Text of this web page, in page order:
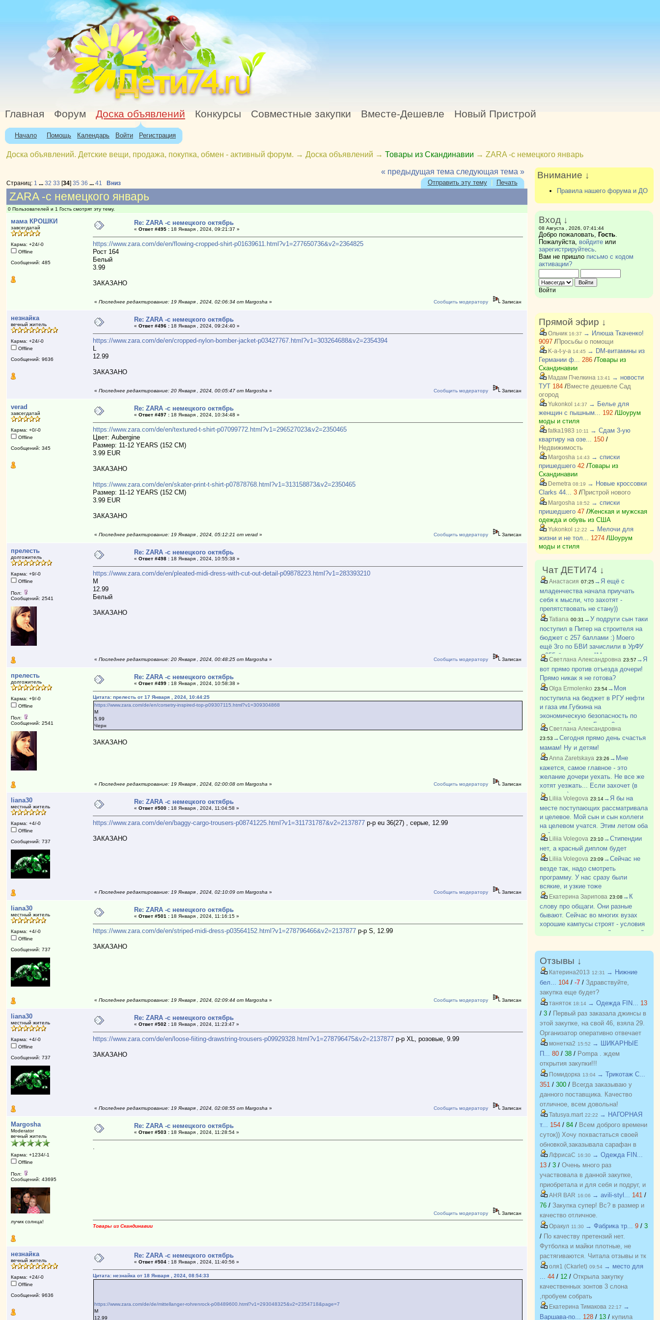
Главная Форум Доска объявлений Конкурсы Совместные закупки Вместе-Дешевле Новый Пристрой
Начало Помощь Календарь Войти Регистрация
Доска объявлений. Детские вещи, продажа, покупка, обмен - активный форум. → Доска объявлений → Товары из Скандинавии → ZARA -с немецкого январь
Страниц: 1 ...32 33 [34]35 36 ...41 Вниз
« предыдущая тема следующая тема »
Отправить эту тему| Печать
ZARA -с немецкого январь
0 Пользователей и 1 Гость смотрят эту тему.
мама КРОШКИ
завсегдатай
Карма: +24/-0
Offline
Сообщений: 485
Re: ZARA -с немецкого октябрь
«Ответ #495 : 18 Января , 2024, 09:21:37 »
https://www.zara.com/de/en/flowing-cropped-shirt-p01639611.html?v1=277650736&v2=2364825
Рост 164
Белый
3.99
ЗАКАЗАНО
«Последнее редактирование: 19 Января , 2024, 02:06:34 от Margosha » Сообщить модератору Записан
незнайка
вечный житель
Карма: +24/-0
Offline
Сообщений: 9636
Re: ZARA -с немецкого октябрь
«Ответ #496 : 18 Января , 2024, 09:24:40 »
https://www.zara.com/de/en/cropped-nylon-bomber-jacket-p03427767.html?v1=303264688&v2=2354394
L
12.99
ЗАКАЗАНО
«Последнее редактирование: 20 Января , 2024, 00:05:47 от Margosha » Сообщить модератору Записан
verad
завсегдатай
Карма: +0/-0
Offline
Сообщений: 345
Re: ZARA -с немецкого октябрь
«Ответ #497 : 18 Января , 2024, 10:34:48 »
https://www.zara.com/de/en/textured-t-shirt-p07099772.html?v1=296527023&v2=2350465
Цвет: Aubergine
Размер: 11-12 YEARS (152 CM)
3.99 EUR
ЗАКАЗАНО
https://www.zara.com/de/en/skater-print-t-shirt-p07878768.html?v1=313158873&v2=2350465
Размер: 11-12 YEARS (152 CM)
3.99 EUR
ЗАКАЗАНО
«Последнее редактирование: 19 Января , 2024, 05:12:21 от verad » Сообщить модератору Записан
прелесть
долгожитель
Карма: +9/-0
Offline
Пол:
Сообщений: 2541
Re: ZARA -с немецкого октябрь
«Ответ #498 : 18 Января , 2024, 10:55:38 »
https://www.zara.com/de/en/pleated-midi-dress-with-cut-out-detail-p09878223.html?v1=283393210
М
12.99
Белый
ЗАКАЗАНО
«Последнее редактирование: 20 Января , 2024, 00:48:25 от Margosha » Сообщить модератору Записан
прелесть
долгожитель
Карма: +9/-0
Offline
Пол:
Сообщений: 2541
Re: ZARA -с немецкого октябрь
«Ответ #499 : 18 Января , 2024, 10:58:38 »
Цитата: прелесть от 17 Января , 2024, 10:44:25
https://www.zara.com/de/en/corsetry-inspired-top-p09307115.html?v1=309304868
М
5.99
Черн
ЗАКАЗАНО
«Последнее редактирование: 19 Января , 2024, 02:00:08 от Margosha » Сообщить модератору Записан
liana30
местный житель
Карма: +4/-0
Offline
Сообщений: 737
Re: ZARA -с немецкого октябрь
«Ответ #500 : 18 Января , 2024, 11:04:58 »
https://www.zara.com/de/en/baggy-cargo-trousers-p08741225.html?v1=311731787&v2=2137877 р-р eu 36(27) , серые, 12.99
ЗАКАЗАНО
«Последнее редактирование: 19 Января , 2024, 02:10:09 от Margosha » Сообщить модератору Записан
liana30
местный житель
Карма: +4/-0
Offline
Сообщений: 737
Re: ZARA -с немецкого октябрь
«Ответ #501 : 18 Января , 2024, 11:16:15 »
https://www.zara.com/de/en/striped-midi-dress-p03564152.html?v1=278796466&v2=2137877 р-р S, 12.99
ЗАКАЗАНО
«Последнее редактирование: 19 Января , 2024, 02:09:44 от Margosha » Сообщить модератору Записан
liana30
местный житель
Карма: +4/-0
Offline
Сообщений: 737
Re: ZARA -с немецкого октябрь
«Ответ #502 : 18 Января , 2024, 11:23:47 »
https://www.zara.com/de/en/loose-fiiting-drawstring-trousers-p09929328.html?v1=278796475&v2=2137877 р-р XL, розовые, 9.99
ЗАКАЗАНО
«Последнее редактирование: 19 Января , 2024, 02:08:55 от Margosha » Сообщить модератору Записан
Margosha
Moderator
вечный житель
Карма: +1234/-1
Offline
Пол:
Сообщений: 43695
лучик солнца!
Re: ZARA -с немецкого октябрь
«Ответ #503 : 18 Января , 2024, 11:28:54 »
.
Сообщить модератору Записан
Товары из Скандинавии
незнайка
вечный житель
Карма: +24/-0
Offline
Сообщений: 9636
Re: ZARA -с немецкого октябрь
«Ответ #504 : 18 Января , 2024, 11:40:56 »
Цитата: незнайка от 18 Января , 2024, 08:54:33
https://www.zara.com/de/de/mittellanger-rohrenrock-p08489600.html?v1=293048325&v2=2354718&page=7
М
12.99
Внимание ↓
Правила нашего форума и ДО
Вход ↓
08 Августа , 2026, 07:41:44
Добро пожаловать, Гость.
Пожалуйста, войдитеили
зарегистрируйтесь.
Вам не пришло письмо с кодом
активации?
Войти
Прямой эфир ↓
Ольчик16:37 → Илюша Ткаченко!
9097/Просьбы о помощи
K-a-t-y-a 14:45 → DM-витамины из
Германии ф... 286/Товары из
Скандинавии
Мадам Пчелкина 13:41
→ новости
ТУТ 184/Вместе дешевле Сад
огород
Yukonkol 14:37 → Белье для
женщин с пышным... 192/Шоурум
моды и стиля
fatka1983 10:11
→ Сдам 3-ую
квартиру на озе... 150/
Недвижимость
Margosha 14:43 → списки
пришедшего 42/Товары из
Скандинавии
Demetra 08:19 → Новые кроссовки
Clarks 44... 3/Пристрой нового
Margosha 18:52 → списки
пришедшего 47/Женская и мужская
одежда и обувь из США
Yukonkol 12:22 → Мелочи для
жизни и не тол... 1274/Шоурум
моды и стиля
Чат ДЕТИ74 ↓
Анастасия 07:25→Я ещё с
младенчества начала приучать
себя к мысли, что захотят -
препятствовать не стану))
Tatiana 00:31 →У подруги сын таки
поступил в Питер на строителя на
бюджет с 257 баллами :) Моего
ещё 3го по БВИ зачислили в УрФУ
с 255 баллами на "Механика и
моделирование". Мы очень рады за
всех детей, кто поступил :)
Светлана Александровна 23:57 →Я
вот прямо против отъезда дочери!
Прямо никак я не готова?
Olga Ermolenko 23:54→Моя
поступила на бюджет в РГУ нефти
и газа им.Губкина на
экономическую безопасность по
отдельной квоте. Было 2
бюджетных места. Ее второе.
Первое место досталось БВИ. У
нее с медалью 280 баллов.
Светлана Александровна
23:53 →Сегодня прямо день счастья
мамам! Ну и детям!
Anna Zaretskaya 23:26 →Мне
кажется, самое главное - это
желание дочери уехать. Не все же
хотят уезжать... Если захочет (в
будущем) уехать - то все
преодолеет, и общагу, и соседок,
еще и будет рада, что живет в
общежитии (да, да, моей в прошло?
Liliia Volegova 23:14→Я бы на
месте поступающих рассматривала
и целевое. Мой сын и сын коллеги
на целевом учатся. Этим летом оба
побывали на практике на своих
предприятиях. И обоим
понравилось. Не самый плохой
вариант, если надо определенну?
Liliia Volegova 23:10→Стипендии
нет, а красный диплом будет
Liliia Volegova 23:09 →Сейчас не
везде так, надо смотреть
программу. У нас сразу были
всякие, и узкие тоже
Екатерина Зарипова 23:08 →К
слову про общаги. Они разные
бывают. Сейчас во многих вузах
хорошие кампусы строят - условия
очень даже классные. "коридорок"
квартиры по цене совсем не
сопоставим с ценой за общагу,
особен?
Отзывы ↓
Катерина2013 12:31
→ Нижние
бел... 104 / -7 / Здравствуйте,
закупка еще будет?
таняток 18:14 → Одежда FIN... 13
/ 3 / Первый раз заказала джинсы в
этой закупке, на свой 46, взяла 29.
Организатор оперативно отвечает
на вопросы. Спасибо!!!
монетка2 15:52 → ШИКАРНЫЕ
П... 80 / 38 / Pompa . ждем
открытия закупки!!!
Помидорка 13:04 → Трикотаж C...
351 / 300 / Всегда заказываю у
данного поставщика. Качество
отличное, всем довольна!
Tatusya.mart 22:22 → НАГОРНАЯ
т... 154 / 84 / Всем доброго времени
суток)) Хочу похвастаться своей
обновкой,заказывала сарафан в
закупке (Нагорная трикотаж) и
осталась в полном восторге от
качества)) Соответствие
размерности и качество Выше
всяких похвал))
ЛфрисаС 16:30 → Одежда FIN...
13 / 3 / Очень много раз
участвовала в данной закупке,
приобретала и для себя и подруг, и
джинсы, и джемпера, и платья, и
блузки, вещи качественные,
соответствуют размеру и
описанию, организатор умничка
всегда оперативно отвечает, с
удовольствием буду участвовать
еще!
АНЯ BAR 16:06 → avili-styl... 141 /
76 / Закупка супер! Вс? в размер и
качество отличное.
Оракул 11:30 → Фабрика тр... 9 / 3
/ По качеству претензий нет.
Футболка и майки плотные, не
растягиваются. Читала отзывы и тк
люблю не в облипку вещи, на свой
46р-р заказала все вещи 48, все
равно получилось в облипку, и на
мой взгляд на рост 165-168
женский, у меня 173 мне
коротковато, но ношу все вещи с
оля1 (Ckarlet) 09:54 → место для
... 44 / 12 / Открыла закупку
качественных зонтов 3 слона
,пробуем собрать
https://zakupki.deti74.ru/index.php?
route=purchase/show&id=1851321
Екатерина Тимакова 22:17 →
Варшава-по... 128 / 13 / купила